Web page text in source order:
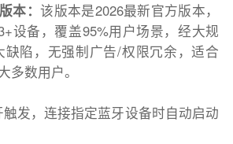
本：该版本是2026最新官方版本，
设备，覆盖95%用户场景，经大规
陷，无强制广告/权限冗余，适合
多数用户。
发，连接指定蓝牙设备时自动启动